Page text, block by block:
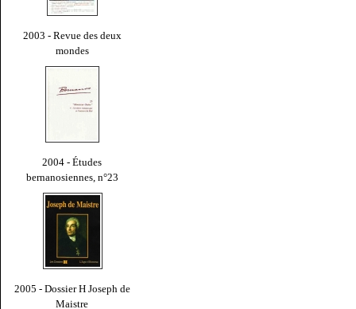
2003 - Revue des deux
mondes
2004 - Études
bernanosiennes, n°23
2005 - Dossier H Joseph de
Maistre